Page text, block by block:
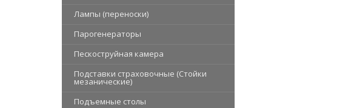
Лампы (переноски)
Парогенераторы
Пескоструйная камера
Подставки страховочные (Стойки
мезанические)
Подъемные столы